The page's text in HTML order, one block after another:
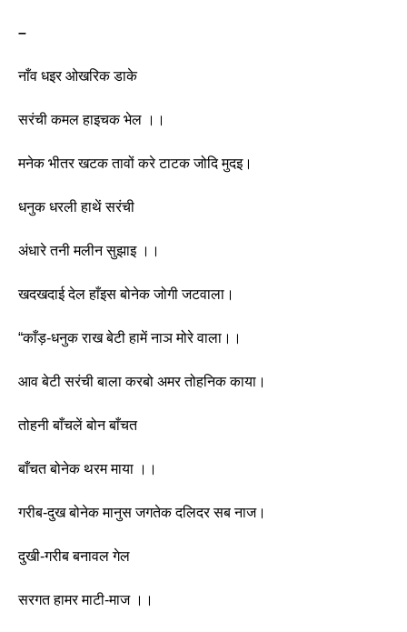
–
नाँव धइर ओखरिक डाके
सरंची कमल हाइचक भेल ।।
मनेक भीतर खटक तावों करे टाटक जोदि मुदइ।
धनुक धरली हाथें सरंची
अंधारे तनी मलीन सुझाइ ।।
खदखदाई देल हाँइस बोनेक जोगी जटवाला।
“काँड़-धनुक राख बेटी हामें नाञ मोरे वाला।।
आव बेटी सरंची बाला करबो अमर तोहनिक काया।
तोहनी बाँचलें बोन बाँचत
बाँचत बोनेक थरम माया ।।
गरीब-दुख बोनेक मानुस जगतेक दलिदर सब नाज।
दुखी-गरीब बनावल गेल
सरगत हामर माटी-माज ।।